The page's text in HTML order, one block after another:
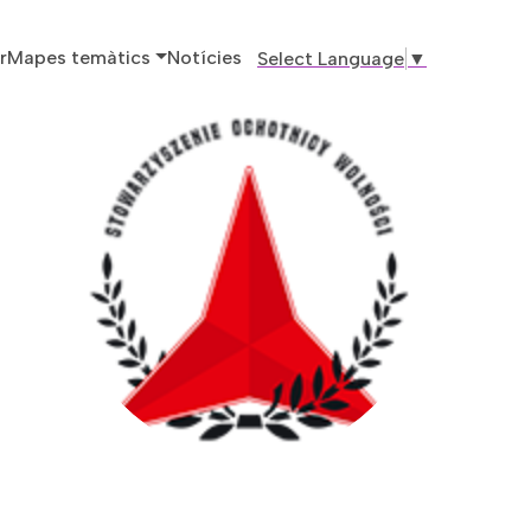
principal
Mapes temàtics Notícies Select Language ▼